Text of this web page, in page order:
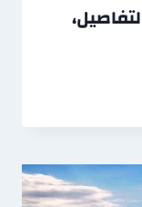
لتركيا 2026 : التفاصيل،